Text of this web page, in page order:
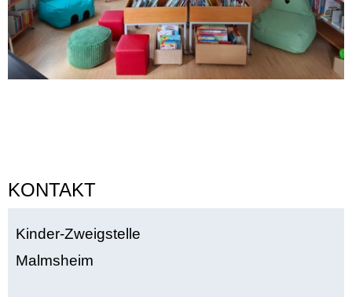
KONTAKT
Kinder-Zweigstelle
Malmsheim